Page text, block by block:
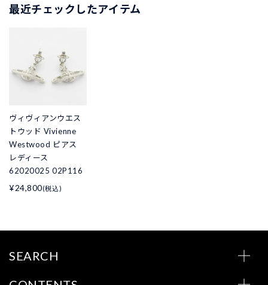
最近チェックしたアイテム
ヴィヴィアンウエス
トウッド Vivienne
Westwood ピアス
レディース
62020025 02P116
¥24,800(税込)
SEARCH